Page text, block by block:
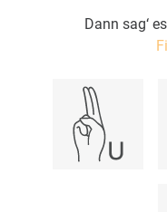
Dann sag‘